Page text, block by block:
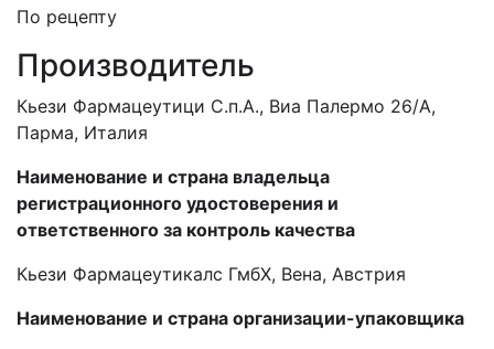
По рецепту
Производитель
Кьези Фармацеутици С.п.А., Виа Палермо 26/А,
Парма, Италия
Наименование и страна владельца
регистрационного удостоверения и
ответственного за контроль качества
Кьези Фармацеутикалс ГмбХ, Вена, Австрия
Наименование и страна организации-упаковщика